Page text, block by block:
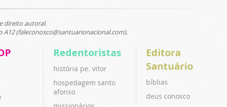
direito autoral.
(faleconosco@santuarionacional.com).
Redentoristas
história pe. vitor
hospedagem santo
afonso
Editora
Santuário
bíblias
deus conosco